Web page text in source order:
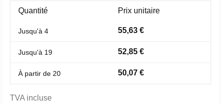
Quantité Prix unitaire
Jusqu'à 4 55,63 €
Jusqu'à 19 52,85 €
À partir de 20 50,07 €
TVA incluse